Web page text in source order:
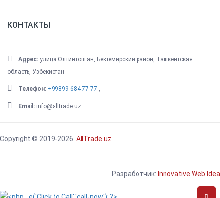
КОНТАКТЫ
Адрес: улица Олтинтопган, Бектемирский район, Ташкентская
область, Узбекистан
Телефон: +99899 684-77-77 ,
Email: info@alltrade.uz
Copyright © 2019-2026. AllTrade.uz
Разработчик: Innovative Web Idea